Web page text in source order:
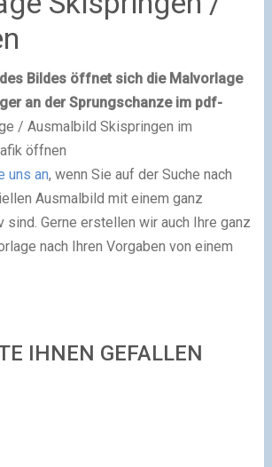
Bildes öffnet sich die Malvorlage
an der Sprungschanze im pdf-
/ Ausmalbild Skispringen im
öffnen
uns an, wenn Sie auf der Suche nach
Ausmalbild mit einem ganz
Gerne erstellen wir auch Ihre ganz
nach Ihren Vorgaben von einem
IHNEN GEFALLEN